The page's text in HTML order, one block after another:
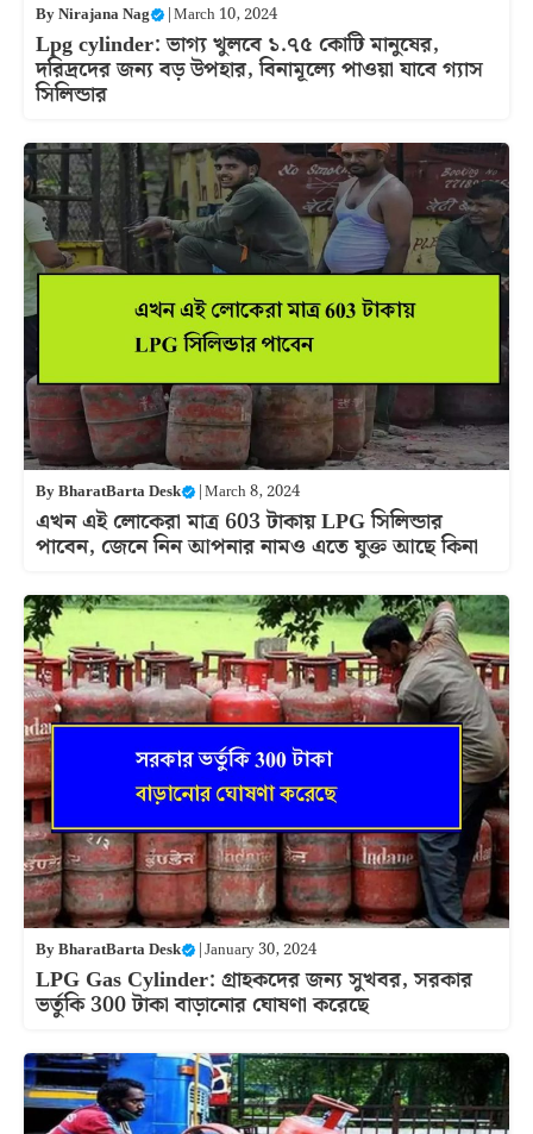
ByNirajana Nag |March 10, 2024
Lpg cylinder: ভাগ্য খুলবে ১.৭৫ কোটি মানুষের,
দরিদ্রদের জন্য বড় উপহার, বিনামূল্যে পাওয়া যাবে গ্যাস
সিলিন্ডার
ByBharatBarta Desk |March 8, 2024
এখন এই লোকেরা মাত্র 603 টাকায় LPG সিলিন্ডার
পাবেন, জেনে নিন আপনার নামও এতে যুক্ত আছে কিনা
ByBharatBarta Desk |January 30, 2024
LPG Gas Cylinder: গ্রাহকদের জন্য সুখবর, সরকার
ভর্তুকি 300 টাকা বাড়ানোর ঘোষণা করেছে